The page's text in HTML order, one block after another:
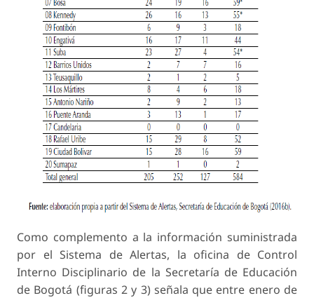
Como complemento a la información suministrada
por el Sistema de Alertas, la oficina de Control
Interno Disciplinario de la Secretaría de Educación
de Bogotá (figuras 2 y 3) señala que entre enero de